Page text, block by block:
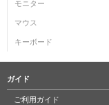
モニター
マウス
キーボード
ガイド
ご利用ガイド